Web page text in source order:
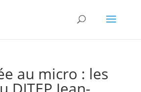
au micro : les